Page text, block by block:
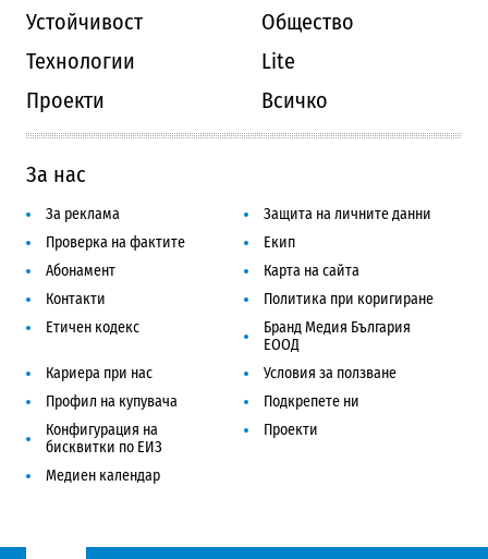
Устойчивост
Общество
Технологии
Lite
Проекти
Всичко
За нас
За реклама
Защита на личните данни
Проверка на фактите
Екип
Абонамент
Карта на сайта
Контакти
Политика при коригиране
Етичен кодекс
Бранд Медия България
ЕООД
Кариера при нас
Условия за ползване
Профил на купувача
Подкрепете ни
Конфигурация на
бисквитки по ЕИЗ
Проекти
Медиен календар